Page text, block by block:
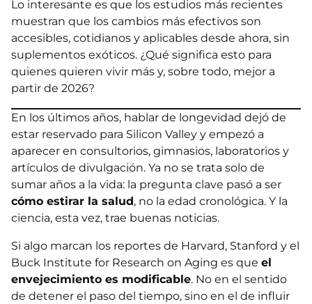
Lo interesante es que los estudios más recientes
muestran que los cambios más efectivos son
accesibles, cotidianos y aplicables desde ahora, sin
suplementos exóticos. ¿Qué significa esto para
quienes quieren vivir más y, sobre todo, mejor a
partir de 2026?
En los últimos años, hablar de longevidad dejó de
estar reservado para Silicon Valley y empezó a
aparecer en consultorios, gimnasios, laboratorios y
artículos de divulgación. Ya no se trata solo de
sumar años a la vida: la pregunta clave pasó a ser
cómo estirar la salud, no la edad cronológica. Y la
ciencia, esta vez, trae buenas noticias.
Si algo marcan los reportes de Harvard, Stanford y el
Buck Institute for Research on Aging es que el
envejecimiento es modificable. No en el sentido
de detener el paso del tiempo, sino en el de influir